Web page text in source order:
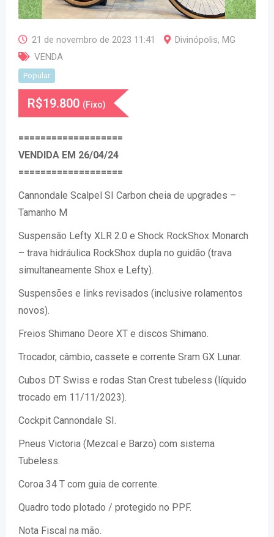
21 de novembro de 2023 11:41 Divinópolis, MG
VENDA
Popular
R$19.800 (Fixo)
===================
VENDIDA EM 26/04/24
===================
Cannondale Scalpel SI Carbon cheia de upgrades –
Tamanho M
Suspensão Lefty XLR 2.0 e Shock RockShox Monarch
– trava hidráulica RockShox dupla no guidão (trava
simultaneamente Shox e Lefty).
Suspensões e links revisados (inclusive rolamentos
novos).
Freios Shimano Deore XT e discos Shimano.
Trocador, câmbio, cassete e corrente Sram GX Lunar.
Cubos DT Swiss e rodas Stan Crest tubeless (líquido
trocado em 11/11/2023).
Cockpit Cannondale SI.
Pneus Victoria (Mezcal e Barzo) com sistema
Tubeless.
Coroa 34 T com guia de corrente.
Quadro todo plotado / protegido no PPF.
Nota Fiscal na mão.